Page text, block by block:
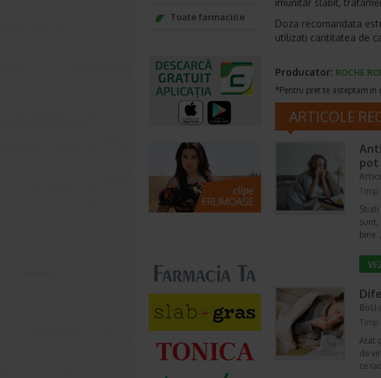
imunitar slabit,
Doza recomandata
utilizati cantitatea de
Producator: ROCHE
*Pentru pret te asteptam in
ARTICOLE
pot
Timp
Stiati
sunt,
Boli
Timp
Atat
de
ce
Toate farmaciile